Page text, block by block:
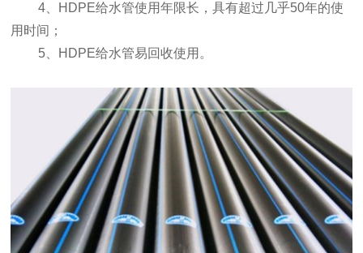
4、HDPE给水管使用年限长，具有超过几乎50年的使
用时间；
5、HDPE给水管易回收使用。